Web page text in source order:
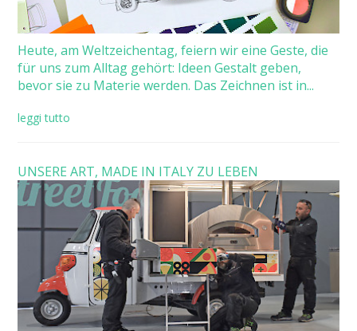
Heute, am Weltzeichentag, feiern wir eine Geste, die
für uns zum Alltag gehört: Ideen Gestalt geben,
bevor sie zu Materie werden. Das Zeichnen ist in...
leggi tutto
UNSERE ART, MADE IN ITALY ZU LEBEN